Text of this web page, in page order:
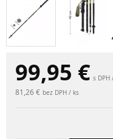
99,95 € s DPH
81,26 € bez DPH / ks